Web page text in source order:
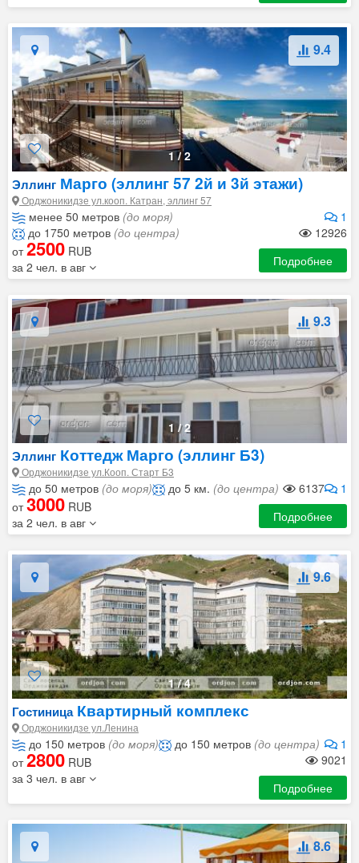
1/2
9.4
Эллинг Марго (эллинг 57 2й и 3й этажи)
Орджоникидзе ул.кооп. Катран, эллинг 57
менее 50 метров (до моря)
1
до 1750 метров (до центра)
12926
от2500 RUB
за 2 чел. в авг
Подробнее
1/2
9.3
Эллинг Коттедж Марго (эллинг Б3)
Орджоникидзе ул.Кооп. Старт Б3
до 50 метров (до моря) 1
до 5 км. (до центра)
6137
от3000 RUB
за 2 чел. в авг
Подробнее
1/4
9.6
ГостиницаКвартирный комплекс
Орджоникидзе ул.Ленина
до 150 метров (до моря) 1
до 150 метров (до центра)
9021
от2800 RUB
за 3 чел. в авг
Подробнее
8.6